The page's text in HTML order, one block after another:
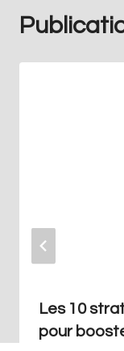
Les 10
pour